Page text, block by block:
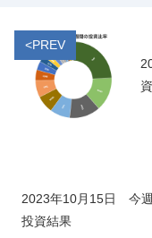
<PREV
2023年10月15日 今
投資結果